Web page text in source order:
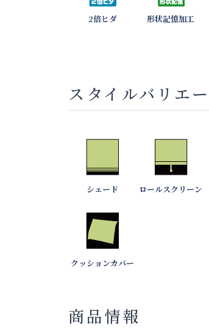
2倍ヒダ 形状記憶加工
スタイルバリエ
シェード ロールスクリーン
クッションカバー
商品情報